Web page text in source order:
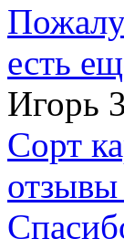
есть
Игорь
Сорт